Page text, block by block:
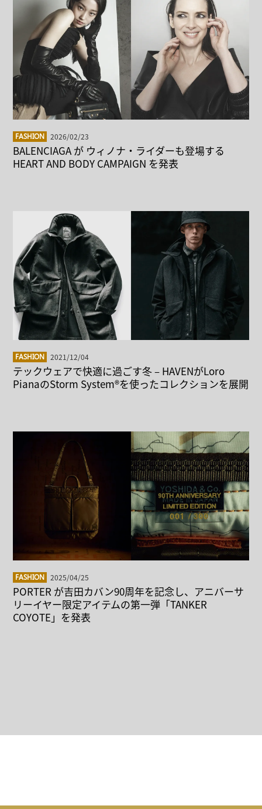
FASHION 2026/02/23
BALENCIAGA が ウィノナ・ライダーも登場する
HEART AND BODY CAMPAIGN を発表
FASHION 2021/12/04
テックウェアで快適に過ごす冬 – HAVENがLoro
PianaのStorm System®を使ったコレクションを展開
FASHION 2025/04/25
PORTER が吉田カバン90周年を記念し、アニバーサ
リーイヤー限定アイテムの第一弾「TANKER
COYOTE」を発表